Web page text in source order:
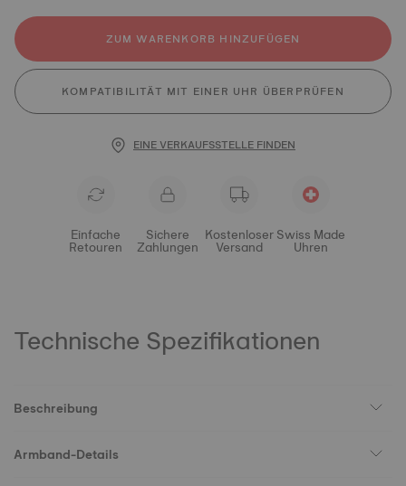
ZUM WARENKORB HINZUFÜGEN
KOMPATIBILITÄT MIT EINER UHR ÜBERPRÜFEN
EINE VERKAUFSSTELLE FINDEN
Einfache
Retouren
Sichere
Zahlungen
Kostenloser
Versand
Swiss Made
Uhren
Technische Spezifikationen
Beschreibung
Armband-Details